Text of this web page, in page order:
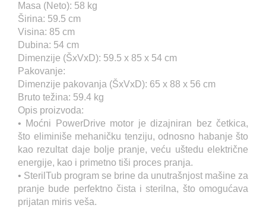
Masa (Neto): 58 kg
Širina: 59.5 cm
Visina: 85 cm
Dubina: 54 cm
Dimenzije (ŠxVxD): 59.5 x 85 x 54 cm
Pakovanje:
Dimenzije pakovanja (ŠxVxD): 65 x 88 x 56 cm
Bruto težina: 59.4 kg
Opis proizvoda:
• Moćni PowerDrive motor je dizajniran bez četkica,
što eliminiše mehaničku tenziju, odnosno habanje što
kao rezultat daje bolje pranje, veću uštedu električne
energije, kao i primetno tiši proces pranja.
• SterilTub program se brine da unutrašnjost mašine za
pranje bude perfektno čista i sterilna, što omogućava
prijatan miris veša.